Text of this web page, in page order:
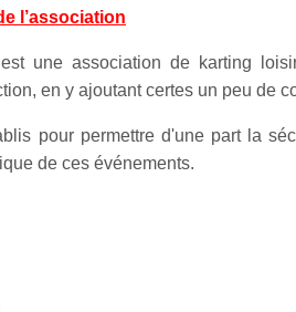
l’association
est une association de karting
en y ajoutant certes un peu de
pour permettre d'une part la
de ces événements.